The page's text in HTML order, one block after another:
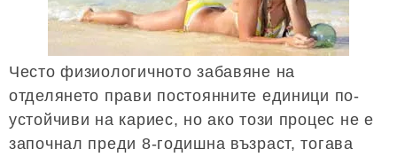
Често физиологичното забавяне на
отделянето прави постоянните единици по-
устойчиви на кариес, но ако този процес не е
започнал преди 8-годишна възраст, тогава